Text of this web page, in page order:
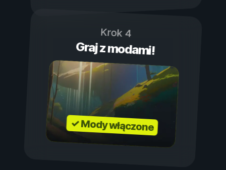
Krok 4
Graj z modami!
✓ Mody włączone